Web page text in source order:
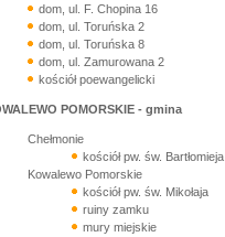
dom, ul. F. Chopina 16
dom, ul. Toruńska 2
dom, ul. Toruńska 8
dom, ul. Zamurowana 2
kościół poewangelicki
POMORSKIE - gmina
Chełmonie
kościół pw. św. Bartłomieja
Kowalewo Pomorskie
kościół pw. św. Mikołaja
ruiny zamku
mury miejskie